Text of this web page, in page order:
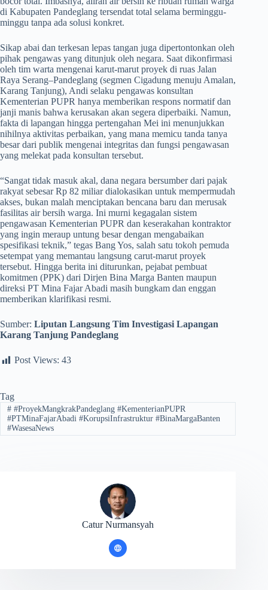
di Kabupaten Pandeglang tersendat total selama berminggu-
minggu tanpa ada solusi konkret.
​Sikap abai dan terkesan lepas tangan juga dipertontonkan oleh
pihak pengawas yang ditunjuk oleh negara. Saat dikonfirmasi
oleh tim warta mengenai karut-marut proyek di ruas Jalan
Raya Serang–Pandeglang (segmen Cigadung menuju Amalan,
Karang Tanjung), Andi selaku pengawas konsultan
Kementerian PUPR hanya memberikan respons normatif dan
janji manis bahwa kerusakan akan segera diperbaiki. Namun,
fakta di lapangan hingga pertengahan Mei ini menunjukkan
nihilnya aktivitas perbaikan, yang mana memicu tanda tanya
besar dari publik mengenai integritas dan fungsi pengawasan
yang melekat pada konsultan tersebut.
​“Sangat tidak masuk akal, dana negara bersumber dari pajak
rakyat sebesar Rp 82 miliar dialokasikan untuk mempermudah
akses, bukan malah menciptakan bencana baru dan merusak
fasilitas air bersih warga. Ini murni kegagalan sistem
pengawasan Kementerian PUPR dan keserakahan kontraktor
yang ingin meraup untung besar dengan mengabaikan
spesifikasi teknik,” tegas Bang Yos, salah satu tokoh pemuda
setempat yang memantau langsung carut-marut proyek
tersebut. Hingga berita ini diturunkan, pejabat pembuat
komitmen (PPK) dari Dirjen Bina Marga Banten maupun
direksi PT Mina Fajar Abadi masih bungkam dan enggan
memberikan klarifikasi resmi.
Sumber: Liputan Langsung Tim Investigasi Lapangan
Karang Tanjung Pandeglang
Post Views: 43
Tag
##ProyekMangkrakPandeglang #KementerianPUPR
#PTMinaFajarAbadi #KorupsiInfrastruktur #BinaMargaBanten
#WasesaNews
Catur Nurmansyah